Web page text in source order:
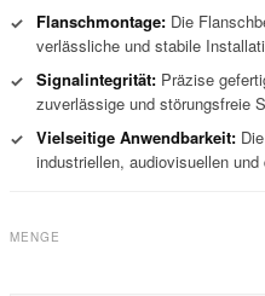
✓
Flanschmontage: Die
verlässliche und stabile
✓ Signalintegrität: Präzise
zuverlässige und störungsfreie
✓ Vielseitige Anwendbarkeit:
industriellen, audiovisuellen
MENGE